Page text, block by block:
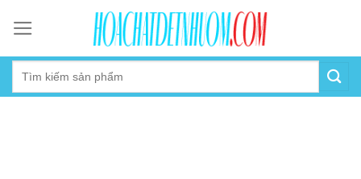
content